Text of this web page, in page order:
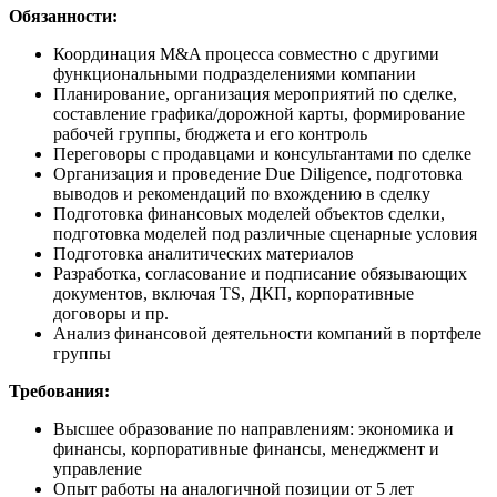
Обязанности:
Координация M&A процесса совместно с другими
функциональными подразделениями компании
Планирование, организация мероприятий по сделке,
составление графика/дорожной карты, формирование
рабочей группы, бюджета и его контроль
Переговоры с продавцами и консультантами по сделке
Организация и проведение Due Diligence, подготовка
выводов и рекомендаций по вхождению в сделку
Подготовка финансовых моделей объектов сделки,
подготовка моделей под различные сценарные условия
Подготовка аналитических материалов
Разработка, согласование и подписание обязывающих
документов, включая TS, ДКП, корпоративные
договоры и пр.
Анализ финансовой деятельности компаний в портфеле
группы
Требования:
Высшее образование по направлениям: экономика и
финансы, корпоративные финансы, менеджмент и
управление
Опыт работы на аналогичной позиции от 5 лет